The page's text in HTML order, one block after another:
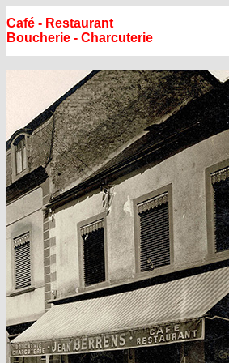
Café - Restaurant
Boucherie - Charcuterie